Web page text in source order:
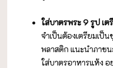
ใส่บาตรพระ 9 รูป เต
จำเป็นต้องเตรียมเป็
พลาสติก แนะนำภาช
ใส่บาตรอาหารแห้ง อ